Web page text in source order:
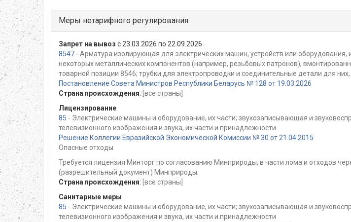
Меры нетарифного регулирования
Запрет на вывоз с 23.03.2026 по 22.09.2026
8547 - Арматура изолирующая для электрических машин, устройств или
некоторых металлических компонентов (например, резьбовых патронов),
товарной позиции 8546; трубки для электропроводки и соединительные детали для
Постановление Совета Министров Республики Беларусь № 128 от 19.03.2026
Страна происхождения: [все страны]
Лицензирование
85 - Электрические машины и оборудование, их части; звукозаписывающая и
телевизионного изображения и звука, их части и принадлежности
Решение Коллегии Евразийской Экономической Комиссии № 30 от 21.04.2015
Опасные отходы.
Требуется лицензия Минторг по согласованию Минприроды, в части лома и отходов
(разрешительный документ) Минприроды.
Страна происхождения: [все страны]
Санитарные меры
85 - Электрические машины и оборудование, их части; звукозаписывающая и
телевизионного изображения и звука, их части и принадлежности